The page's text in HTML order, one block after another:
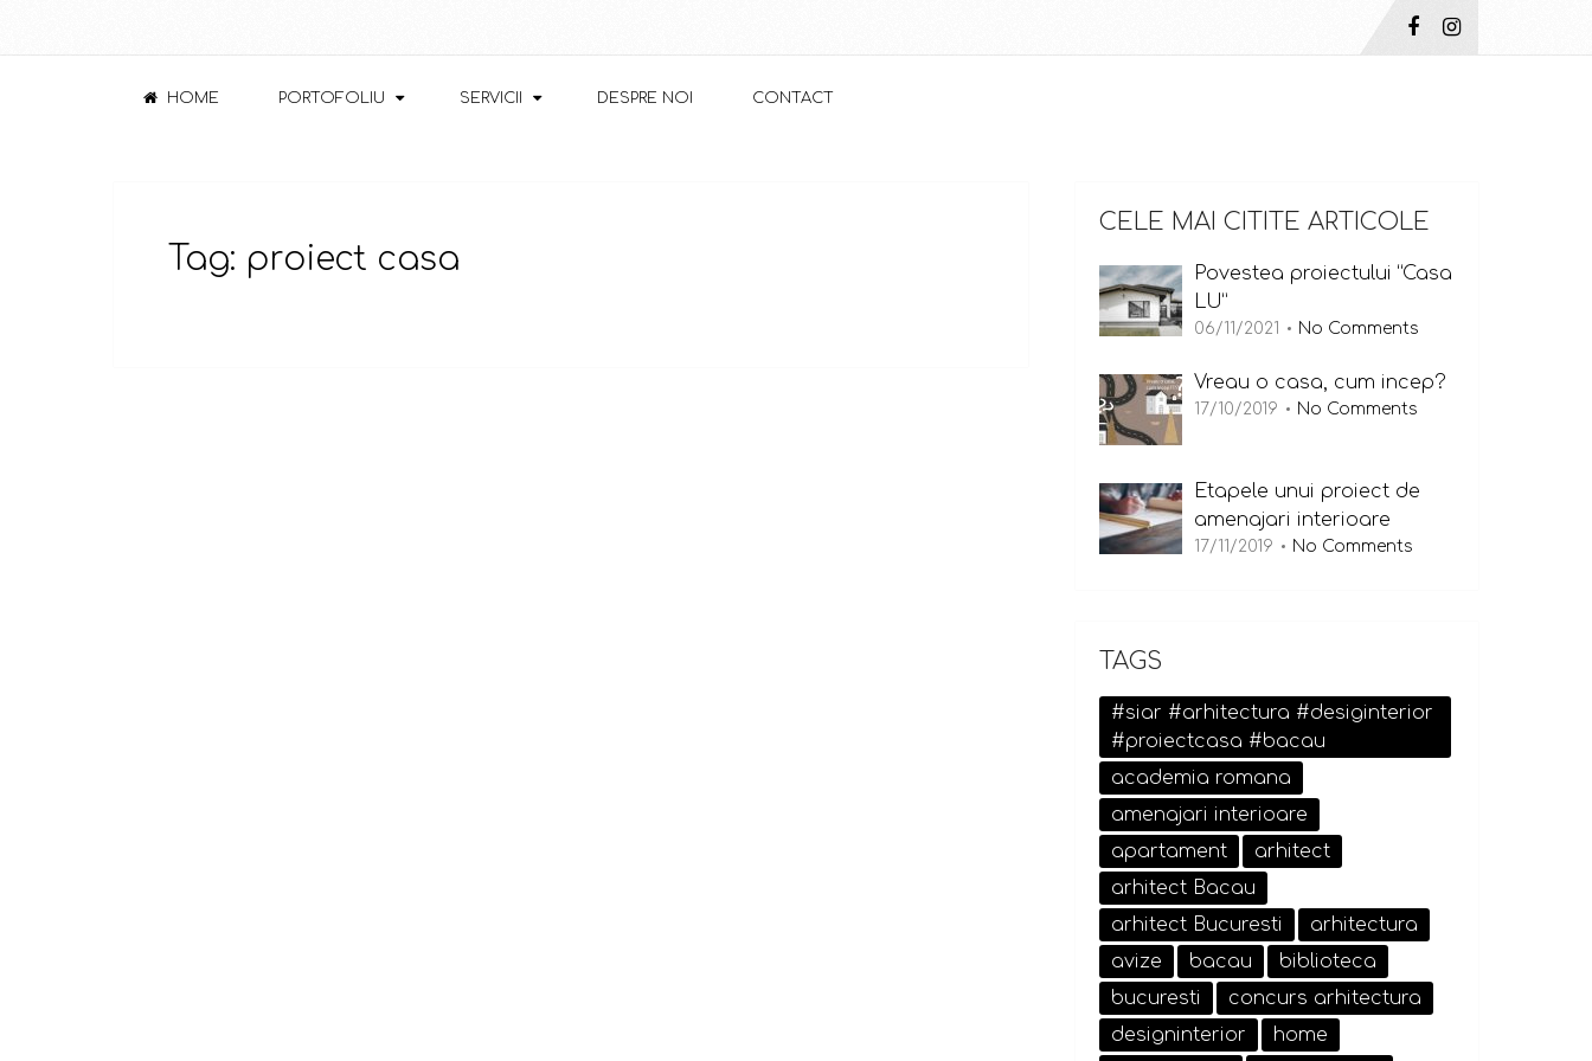
HOME PORTOFOLIU SERVICII DESPRE NOI CONTACT
Tag: proiect casa
CELE MAI CITITE ARTICOLE
Povestea proiectului “Casa
LU”
06/11/2021 No Comments
Vreau o casa, cum incep?
17/10/2019 No Comments
Etapele unui proiect de
amenajari interioare
17/11/2019 No Comments
TAGS
#siar #arhitectura #desiginterior
#proiectcasa #bacau
academia romana
amenajari interioare
apartament
arhitect
arhitect Bacau
arhitect Bucuresti
arhitectura
avize
bacau
biblioteca
bucuresti
concurs arhitectura
designinterior
home